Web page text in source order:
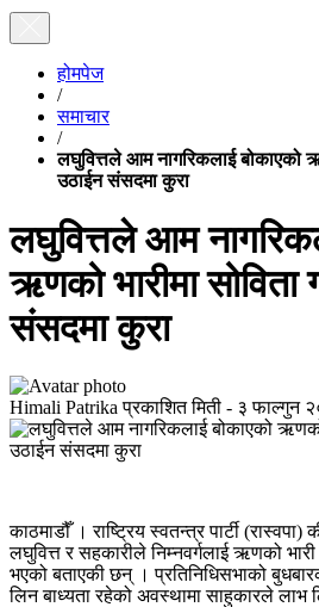
होमपेज
/
समाचार
/
लघुवित्तले आम नागरिकलाई बोकाएको
उठाईन संसदमा कुरा
लघुवित्तले आम
ऋणको भारीमा
संसदमा कुरा
Himali Patrika प्रकाशित मिती - ३ फाल्गुन
काठमाडौँ । राष्ट्रिय स्वतन्त्र पार्टी
लघुवित्त र सहकारीले निम्नवर्गलाई ऋणको
भएको बताएकी छन् । प्रतिनिधिसभाको
लिन बाध्यता रहेको अवस्थामा साहुकारले लाभ